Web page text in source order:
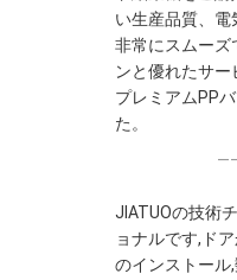
い生産品質、電
非常にスムーズ
ンと優れたサー
プレミアムPP
た。
JIATUOの技術
ョナルです,ド
のインストール